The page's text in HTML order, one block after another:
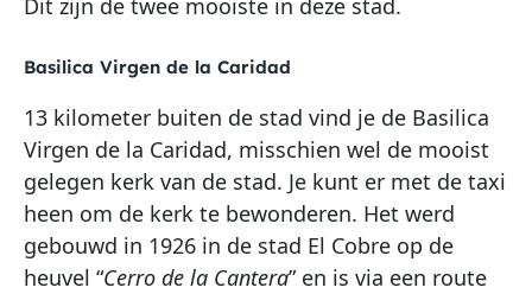
Dit zijn de twee mooiste in deze stad.
Basilica Virgen de la Caridad
13 kilometer buiten de stad vind je de Basilica
Virgen de la Caridad, misschien wel de mooist
gelegen kerk van de stad. Je kunt er met de taxi
heen om de kerk te bewonderen. Het werd
gebouwd in 1926 in de stad El Cobre op de
heuvel “Cerro de la Cantera” en is via een route